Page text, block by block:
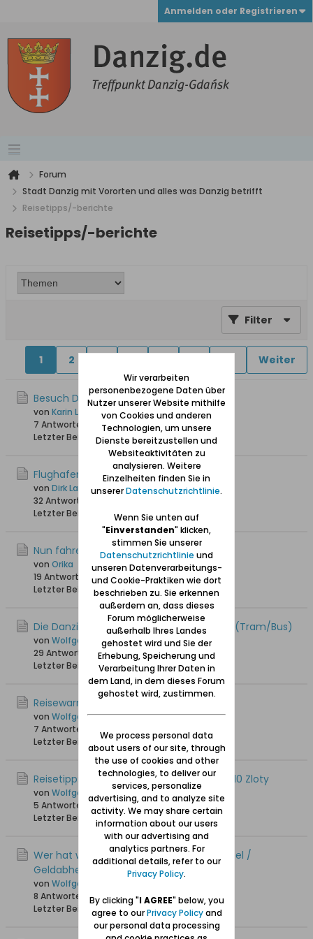
Anmelden oder Registrieren
Forum
Stadt Danzig mit Vororten und alles was Danzig betrifft
Reisetipps/-berichte
Reisetipps/-berichte
Filter
1 2 Weiter
Besuch Danziger Staatsarchiv
von Karin Langereih
7 Antworten
6.737 Hits0 Likes
Letzter Beitrag05.04.2026, 09:56
Flughafen
von Dirk Lange
32 Antworten
Letzter Beitrag
08.10.2025, 12:17
Nun fahre ich auch bald nach Danzig :-)
von Orika
19 Antworten
5.473 Hits0 Likes
Letzter Beitrag12.06.2025, 15:24
Die Danziger öffentlichen Verkehrsmittel (Tram/Bus)
von Wolfgang
29 Antworten
36.475 Hits 0 Likes
Letzter Beitrag
25.05.2025, 18:27
Reisewarnung / Fotografierverbot
von Wolfgang
7 Antworten
Letzter Beitrag
15.05.2025, 18:18
Reisetipp: Halbjahres-Seniorentickets für 10 Zloty
von Wolfgang
5 Antworten
3.055 Hits0 Likes
Letzter Beitrag 05.11.2024, 11:38
Wer hat weitere Tipps zum Bargeldwechsel /
Geldabheben / Bezahlen
von Wolfgang
8 Antworten
8.997 Hits0 Likes
Letzter Beitrag29.08.2024, 21:03
Wir verarbeiten
personenbezogene Daten über
Nutzer unserer Website mithilfe
von Cookies und anderen
Technologien, um unsere
Dienste bereitzustellen und
Websiteaktivitäten zu
analysieren. Weitere
Einzelheiten finden Sie in
unsererDatenschutzrichtlinie.
Wenn Sie unten auf
"Einverstanden" klicken,
stimmen Sie unserer
Datenschutzrichtlinie und
unseren Datenverarbeitungs-
und Cookie-Praktiken wie dort
beschrieben zu. Sie erkennen
außerdem an, dass dieses
Forum möglicherweise
außerhalb Ihres Landes
gehostet wird und Sie der
Erhebung, Speicherung und
Verarbeitung Ihrer Daten in
dem Land, in dem dieses Forum
gehostet wird, zustimmen.
We process personal data
about users of our site, through
the use of cookies and other
technologies, to deliver our
services, personalize
advertising, and to analyze site
activity. We may share certain
information about our users
with our advertising and
analytics partners. For
additional details, refer to our
Privacy Policy.
By clicking "I AGREE" below, you
agree to ourPrivacy Policyand
our personal data processing